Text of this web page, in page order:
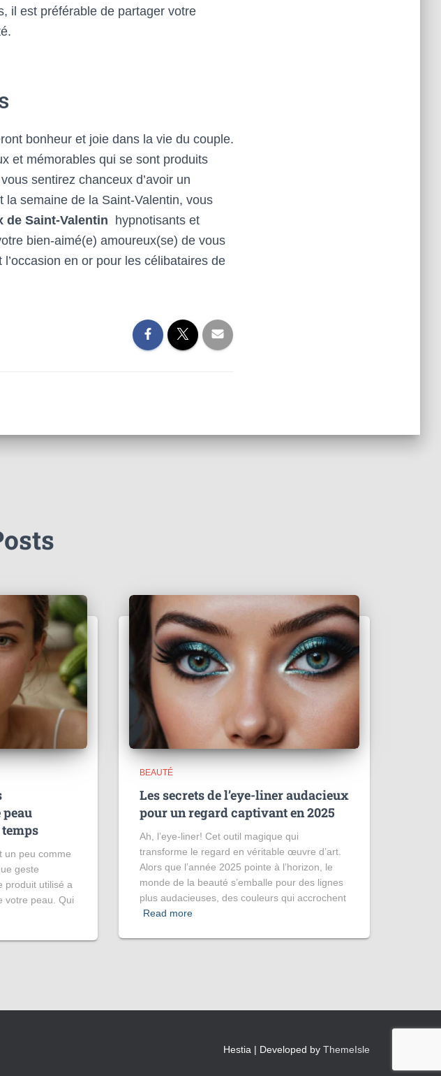
il est préférable de partager votre
bonheur et joie dans la vie du couple.
et mémorables qui se sont produits
sentirez chanceux d’avoir un
semaine de la Saint-Valentin, vous
de Saint-Valentin
hypnotisants et
bien-aimé(e) amoureux(se) de vous
en or pour les célibataires de
un peu comme
geste
produit utilisé a
votre peau. Qui
BEAUTÉ
Les secrets de l’eye-liner audacieux
pour un regard captivant en 2025
Ah, l’eye-liner! Cet outil magique qui
transforme le regard en véritable œuvre d’art.
Alors que l’année 2025 pointe à l’horizon, le
monde de la beauté s’emballe pour des lignes
plus audacieuses, des couleurs qui accrochent
Read more
Hestia | Developed by ThemeIsle